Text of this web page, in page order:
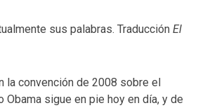
sus palabras. Traducción El
la convención de 2008 sobre el
Obama sigue en pie hoy en día, y de